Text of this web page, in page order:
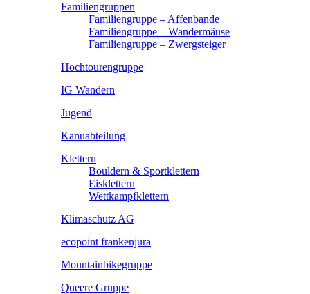
Familiengruppen
Familiengruppe – Affenbande
Familiengruppe – Wandermäuse
Familiengruppe – Zwergsteiger
Hochtourengruppe
IG Wandern
Jugend
Kanuabteilung
Klettern
Bouldern & Sportklettern
Eisklettern
Wettkampfklettern
Klimaschutz AG
ecopoint frankenjura
Mountainbikegruppe
Queere Gruppe